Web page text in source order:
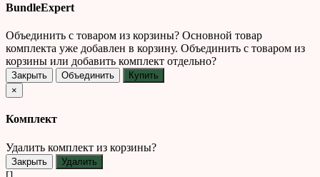
BundleExpert
Объединить с товаром из корзины? Основной товар
комплекта уже добавлен в корзину. Объединить с товаром из
корзины или добавить комплект отдельно?
Закрыть Объединить
Купить
×
Комплект
Удалить комплект из корзины?
Закрыть Удалить